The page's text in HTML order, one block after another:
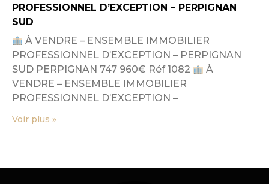
PROFESSIONNEL D’EXCEPTION – PERPIGNAN
SUD
À VENDRE – ENSEMBLE IMMOBILIER
PROFESSIONNEL D’EXCEPTION – PERPIGNAN
SUD PERPIGNAN 747 960€ Réf 1082
À
VENDRE – ENSEMBLE IMMOBILIER
PROFESSIONNEL D’EXCEPTION –
Voir plus »